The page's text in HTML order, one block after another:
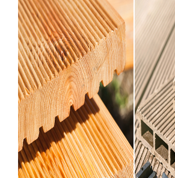
PARQUET VIEILLI
PARQUET LAMES LARGES XXL
ACCESSOIRES PARQUET
D'INTÉRIEUR
Nos conseillers sont
09-8899140